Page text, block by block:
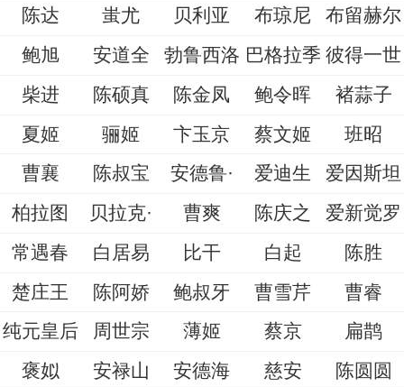
陈达
蚩尤 贝利亚 布琼尼
布留赫尔
鲍旭
安道全 勃鲁西洛 巴格拉季 彼得一世
柴进
陈硕真 陈金凤 鲍令晖
褚蒜子
夏姬
骊姬 卞玉京 蔡文姬
班昭
曹襄
陈叔宝 安德鲁· 爱迪生
爱因斯坦
柏拉图
贝拉克· 曹爽 陈庆之
爱新觉罗
常遇春
白居易 比干 白起
陈胜
楚庄王
陈阿娇 鲍叔牙 曹雪芹
曹睿
纯元皇后
周世宗 薄姬 蔡京
扁鹊
褒姒
安禄山 安德海 慈安
陈圆圆